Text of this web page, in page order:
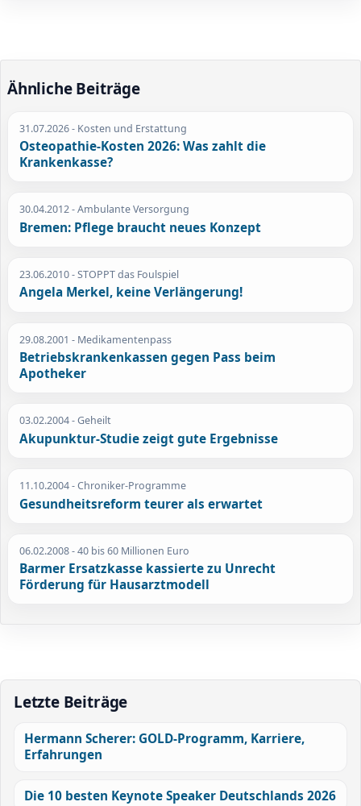
Ähnliche Beiträge
31.07.2026- Kosten und Erstattung
Osteopathie-Kosten 2026: Was zahlt die
Krankenkasse?
30.04.2012- Ambulante Versorgung
Bremen: Pflege braucht neues Konzept
23.06.2010- STOPPT das Foulspiel
Angela Merkel, keine Verlängerung!
29.08.2001 - Medikamentenpass
Betriebskrankenkassen gegen Pass beim
Apotheker
03.02.2004- Geheilt
Akupunktur-Studie zeigt gute Ergebnisse
11.10.2004- Chroniker-Programme
Gesundheitsreform teurer als erwartet
06.02.2008- 40 bis 60 Millionen Euro
Barmer Ersatzkasse kassierte zu Unrecht
Förderung für Hausarztmodell
Letzte Beiträge
Hermann Scherer: GOLD-Programm, Karriere,
Erfahrungen
Die 10 besten Keynote Speaker Deutschlands 2026